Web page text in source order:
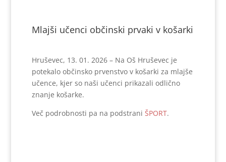
Mlajši učenci občinski prvaki v košarki
Hruševec, 13. 01. 2026 – Na Oš Hruševec je
potekalo občinsko prvenstvo v košarki za mlajše
učence, kjer so naši učenci prikazali odlično
znanje košarke.
Več podrobnosti pa na podstrani ŠPORT.